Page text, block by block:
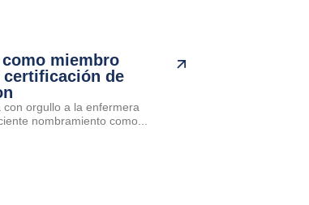
miembro
de
con orgullo a la enfermera
nombramiento como...